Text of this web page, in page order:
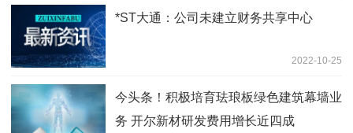
*ST大通：公司未建立财务共享中心
2022-10-25
今头条！积极培育珐琅板绿色建筑幕墙业
务 开尔新材研发费用增长近四成